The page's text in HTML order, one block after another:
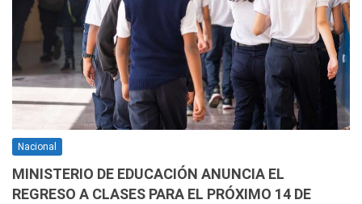
Nacional
MINISTERIO DE EDUCACIÓN ANUNCIA EL
REGRESO A CLASES PARA EL PRÓXIMO 14 DE